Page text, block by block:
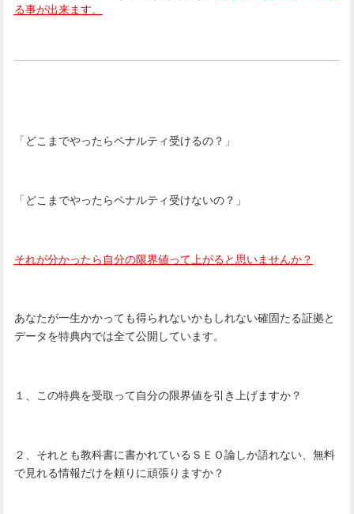
る事が出来ます。
「どこまでやったらペナルティ受けるの？」
「どこまでやったらペナルティ受けないの？」
それが分かったら自分の限界値って上がると思いませんか？
あなたが一生かかっても得られないかもしれない確固たる証拠と
データを特典内では全て公開しています。
１、この特典を受取って自分の限界値を引き上げますか？
２、それとも教科書に書かれているＳＥＯ論しか語れない、無料
で見れる情報だけを頼りに頑張りますか？